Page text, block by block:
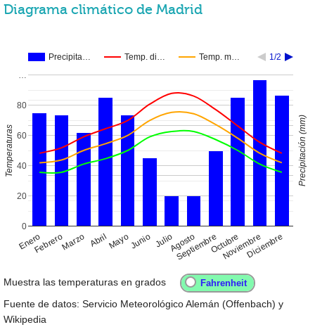
Diagrama climático de Madrid
Precipita… Temp. di… Temp. m… 1/2
EneroFebreroMarzo AbrilMayoJunio JulioAgosto
SeptiembreOctubre
NoviembreDiciembre
0
20
40
60
80
Temperaturas Precipitación (mm)
Muestra las temperaturas en grados
Fuente de datos: Servicio Meteorológico Alemán (Offenbach) y
Wikipedia